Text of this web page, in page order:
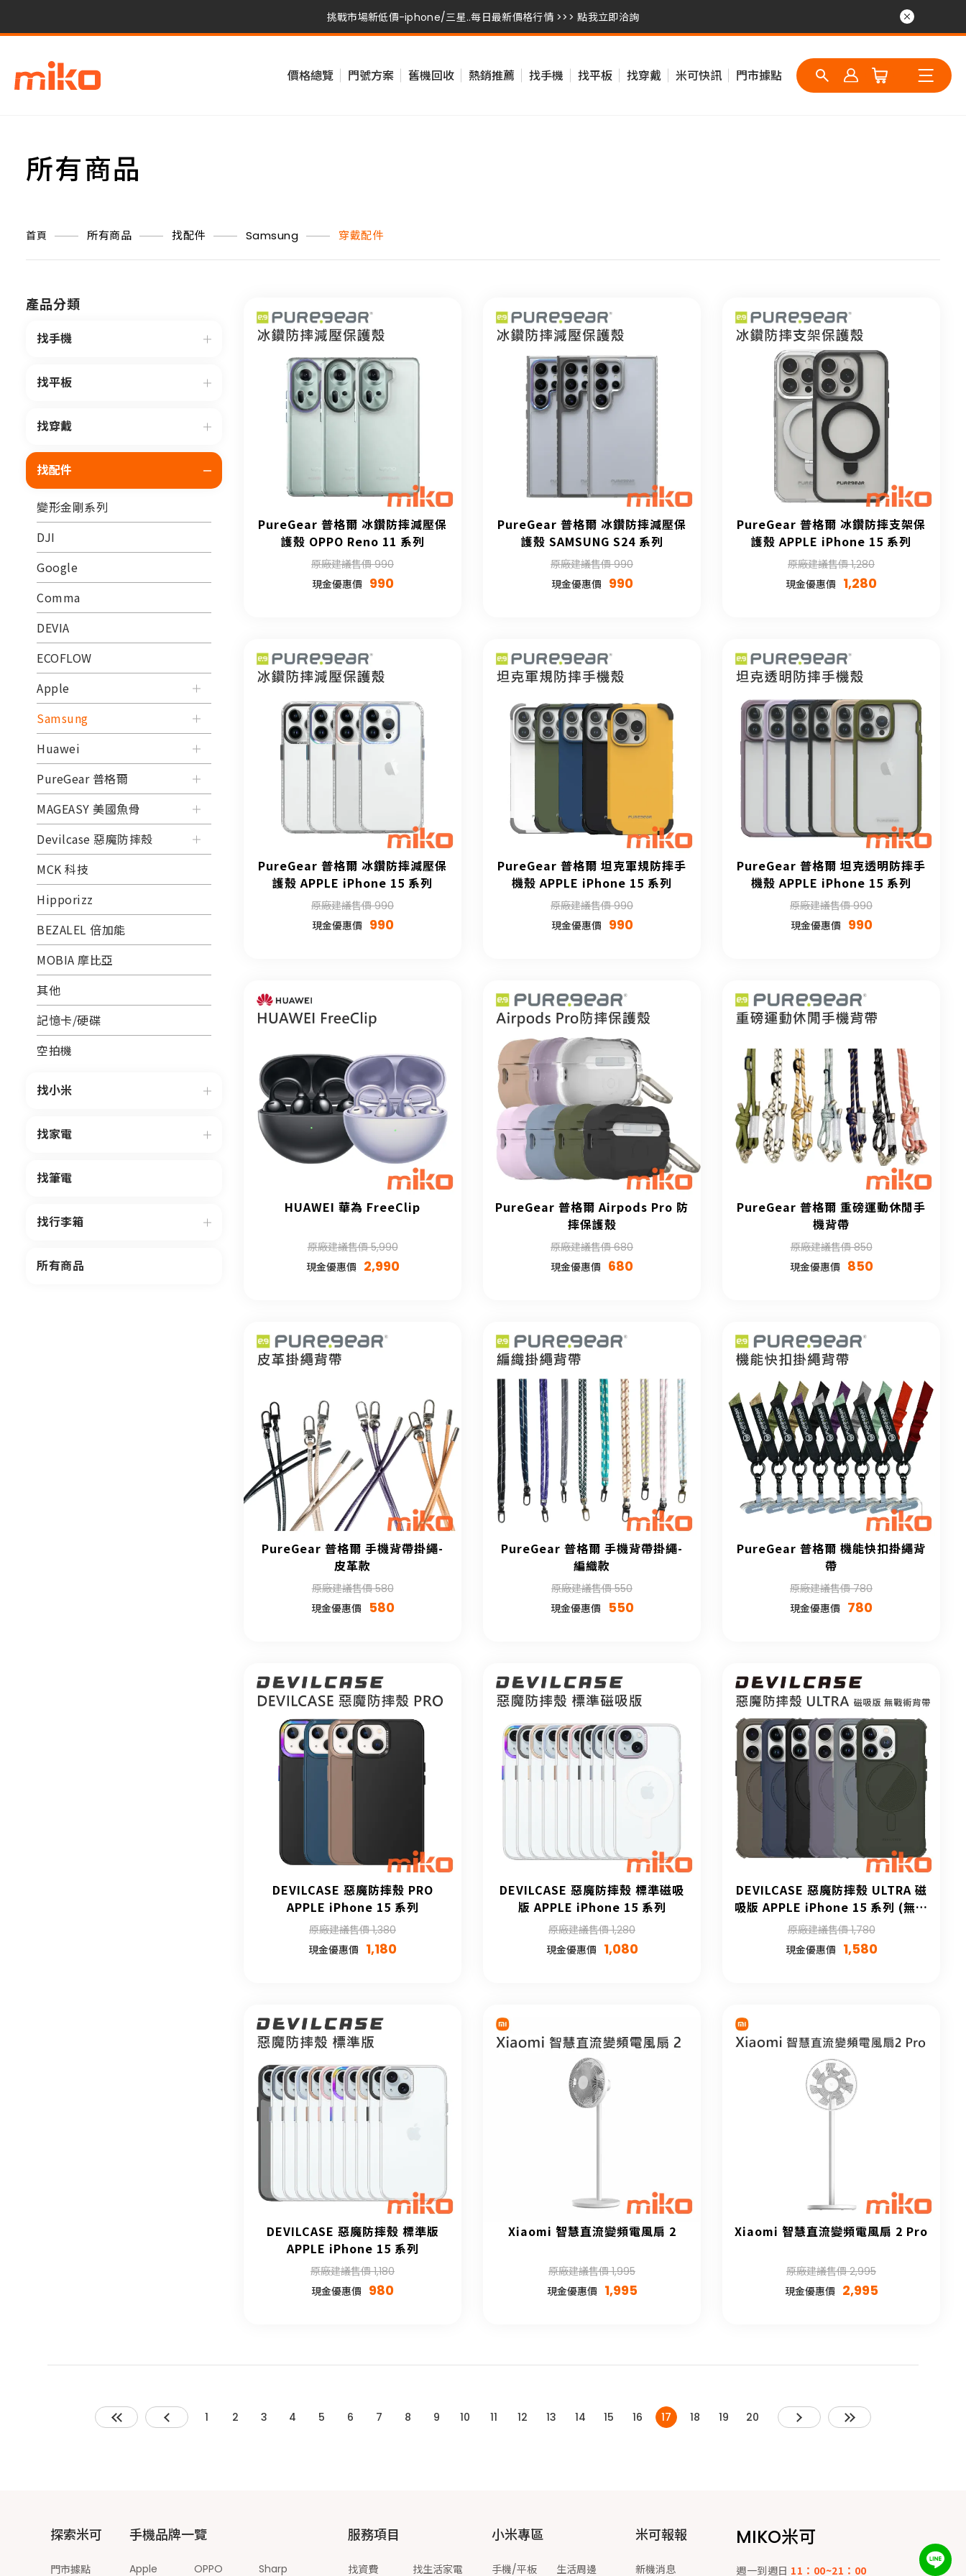
挑戰市場新低價-iphone/三星..每日最新價格行情 >>> 點我立即洽詢
挑戰市場新低價-iphone/三星..每日最新價格行情 >>> 點我立即洽詢
價格總覽 門號方案 舊機回收 熱銷推薦 找手機 找平板 找穿戴 米可快訊 門市據點
所有商品
首頁 所有商品 找配件 Samsung 穿戴配件
產品分類
找手機
找平板
找穿戴
找配件
變形金剛系列
DJI
Google
Comma
DEVIA
ECOFLOW
Apple
Samsung
Huawei
PureGear 普格爾
MAGEASY 美國魚骨
Devilcase 惡魔防摔殼
MCK 科技
Hipporizz
BEZALEL 倍加能
MOBIA 摩比亞
其他
記憶卡/硬碟
空拍機
找小米
找家電
找筆電
找行李箱
所有商品
PureGear 普格爾 冰鑽防摔減壓保
護殼 OPPO Reno 11 系列
原廠建議售價 990
現金優惠價 990
PureGear 普格爾 冰鑽防摔減壓保
護殼 SAMSUNG S24 系列
原廠建議售價 990
現金優惠價 990
PureGear 普格爾 冰鑽防摔支架保
護殼 APPLE iPhone 15 系列
原廠建議售價 1,280
現金優惠價 1,280
PureGear 普格爾 冰鑽防摔減壓保
護殼 APPLE iPhone 15 系列
原廠建議售價 990
現金優惠價 990
PureGear 普格爾 坦克軍規防摔手
機殼 APPLE iPhone 15 系列
原廠建議售價 990
現金優惠價 990
PureGear 普格爾 坦克透明防摔手
機殼 APPLE iPhone 15 系列
原廠建議售價 990
現金優惠價 990
HUAWEI 華為 FreeClip
原廠建議售價 5,990
現金優惠價 2,990
PureGear 普格爾 Airpods Pro 防
摔保護殼
原廠建議售價 680
現金優惠價 680
PureGear 普格爾 重磅運動休閒手
機背帶
原廠建議售價 850
現金優惠價 850
PureGear 普格爾 手機背帶掛繩-
皮革款
原廠建議售價 580
現金優惠價
580
PureGear 普格爾 手機背帶掛繩-
編織款
原廠建議售價 550
現金優惠價
550
PureGear 普格爾 機能快扣掛繩背
帶
原廠建議售價 780
現金優惠價 780
DEVILCASE 惡魔防摔殼 PRO
APPLE iPhone 15 系列
原廠建議售價 1,380
現金優惠價 1,180
DEVILCASE 惡魔防摔殼 標準磁吸
版 APPLE iPhone 15 系列
原廠建議售價 1,280
現金優惠價 1,080
DEVILCASE 惡魔防摔殼 ULTRA 磁
吸版 APPLE iPhone 15 系列 (無戰
術背帶)
原廠建議售價 1,780
現金優惠價 1,580
DEVILCASE 惡魔防摔殼 標準版
APPLE iPhone 15 系列
原廠建議售價 1,180
現金優惠價 980
Xiaomi 智慧直流變頻電風扇 2
原廠建議售價 1,995
現金優惠價 1,995
Xiaomi 智慧直流變頻電風扇 2 Pro
原廠建議售價 2,995
現金優惠價 2,995
1 2 3 4 5 6 7 8 9 10 11 12 13 14 15 16 17 18 19 20
探索米可
門市據點
手機品牌一覽
Apple OPPO Sharp
服務項目
找資費 找生活家電
小米專區
手機/平板 生活周邊
米可報報
新機消息
MIKO米可
週一到週日 11：00~21：00